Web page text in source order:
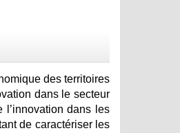
des territoires
dans le secteur
l’innovation dans les
de caractériser les